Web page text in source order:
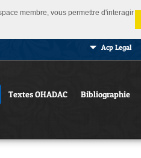
membre, vous permettre d'interagir
Acp Legal
Textes OHADAC Bibliographie